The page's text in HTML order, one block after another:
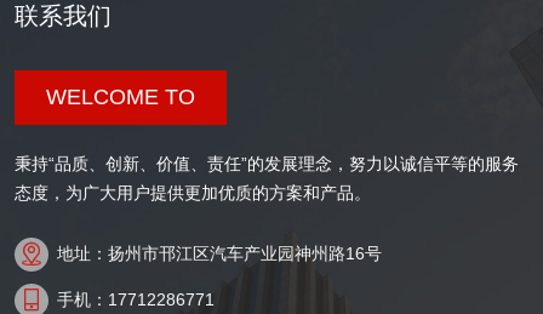
联系我们
WELCOME TO
秉持“品质、创新、价值、责任”的发展理念，努力以诚信平等的服务
态度，为广大用户提供更加优质的方案和产品。
 地址：扬州市邗江区汽车产业园神州路16号
 手机：17712286771